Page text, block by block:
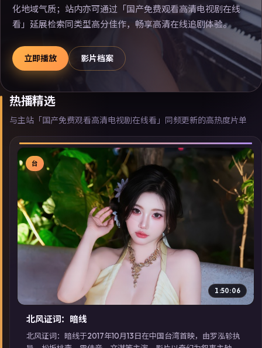
化地域气质；站内亦可通过「国产免费观看高清电视剧在线
看」延展检索同类型高分佳作，畅享高清在线追剧体验。
立即播放 影片档案
热播精选
与主站「国产免费观看高清电视剧在线看」同频更新的高热度片单
▶
台
1:50:06
北风证词：暗线
北风证词：暗线于2017年10月13日在中国台湾首映，由罗泓轸执